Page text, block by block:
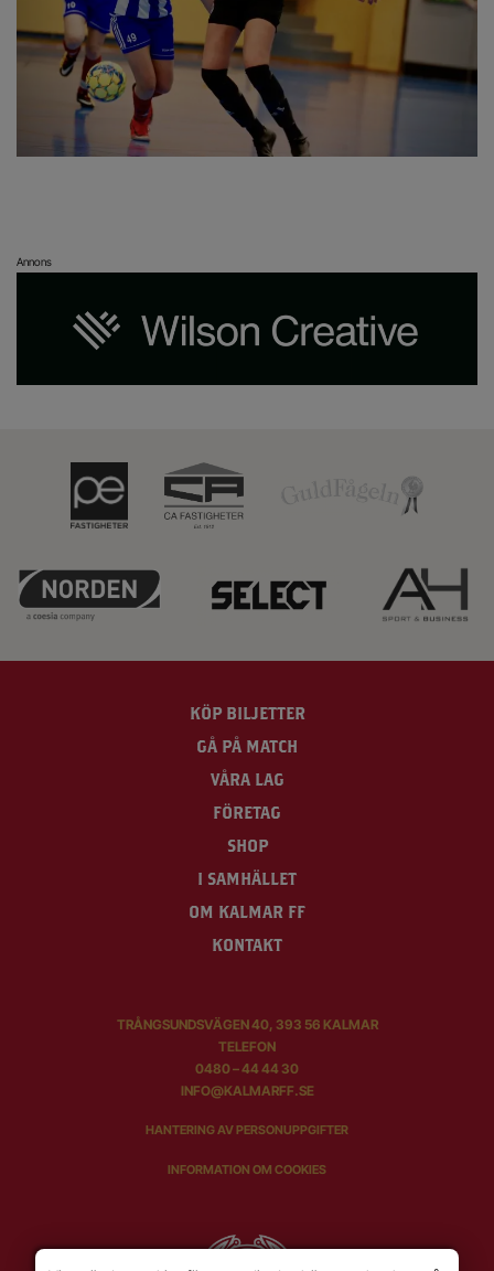
Annons
KÖP BILJETTER
GÅ PÅ MATCH
VÅRA LAG
FÖRETAG
SHOP
I SAMHÄLLET
OM KALMAR FF
KONTAKT
TRÅNGSUNDSVÄGEN 40, 393 56 KALMAR
TELEFON
0480 – 44 44 30
INFO@KALMARFF.SE
HANTERING AV PERSONUPPGIFTER
INFORMATION OM COOKIES